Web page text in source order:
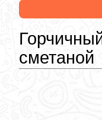
сметаной